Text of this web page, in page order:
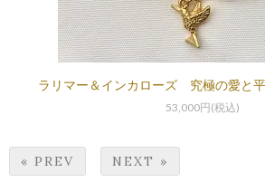
ラリマー＆インカローズ 究極の愛と
53,000円(税込)
« PREV NEXT »